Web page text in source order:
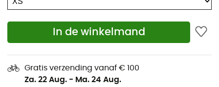
In de winkelmand
Gratis verzending vanaf € 100
Za. 22 Aug. - Ma. 24 Aug.
Bonus: Deze legging is gemaakt vangerecycled
polyester en polyamidevezelsom de impact op de
planeet tot een minimum te beperken.
verantwoordelijkheid dankzij de Primal Pant W van La
Sportiva.